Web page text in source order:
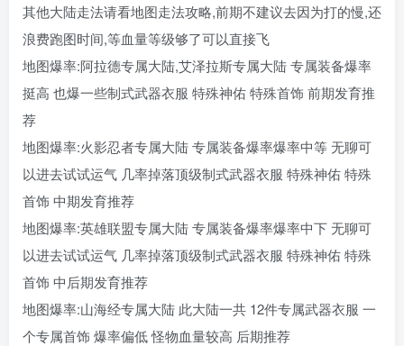
其他大陆走法请看地图走法攻略,前期不建议去因为打的慢,还
浪费跑图时间,等血量等级够了可以直接飞
地图爆率:阿拉德专属大陆,艾泽拉斯专属大陆 专属装备爆率
挺高 也爆一些制式武器衣服 特殊神佑 特殊首饰 前期发育推
荐
地图爆率:火影忍者专属大陆 专属装备爆率爆率中等 无聊可
以进去试试运气 几率掉落顶级制式武器衣服 特殊神佑 特殊
首饰 中期发育推荐
地图爆率:英雄联盟专属大陆 专属装备爆率爆率中下 无聊可
以进去试试运气 几率掉落顶级制式武器衣服 特殊神佑 特殊
首饰 中后期发育推荐
地图爆率:山海经专属大陆 此大陆一共 12件专属武器衣服 一
个专属首饰 爆率偏低 怪物血量较高 后期推荐